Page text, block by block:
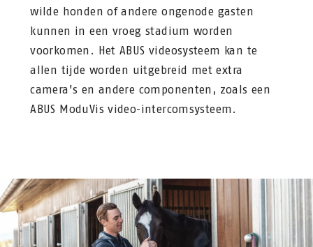
wilde honden of andere ongenode gasten
kunnen in een vroeg stadium worden
voorkomen. Het ABUS videosysteem kan te
allen tijde worden uitgebreid met extra
camera's en andere componenten, zoals een
ABUS ModuVis video-intercomsysteem.